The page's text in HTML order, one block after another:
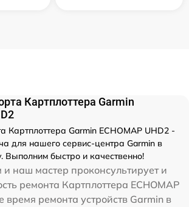
Картплоттера Garmin
Картплоттера Garmin ECHOMAP UHD2 -
для нашего сервис-центра Garmin в
Выполним быстро и качественно!
и наш мастер проконсультирует и
ремонта Картплоттера ECHOMAP
время ремонта устройств Garmin в